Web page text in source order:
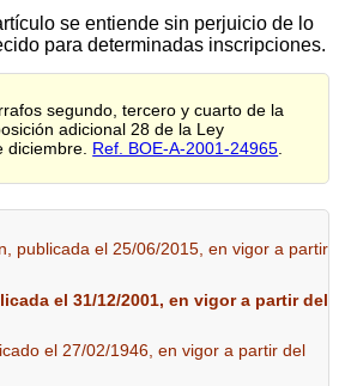
se entiende sin perjuicio de lo
para determinadas inscripciones.
segundo, tercero y cuarto de la
adicional 28 de la Ley
diciembre. Ref. BOE-A-2001-24965
publicada el 25/06/2015, en vigor a partir
el 31/12/2001, en vigor a partir del
el 27/02/1946, en vigor a partir del